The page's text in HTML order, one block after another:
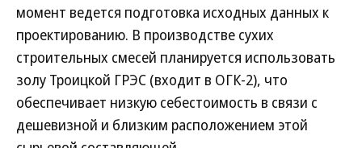
момент ведется подготовка исходных данных к
проектированию. В производстве сухих
строительных смесей планируется использовать
золу Троицкой ГРЭС (входит в ОГК-2), что
обеспечивает низкую себестоимость в связи с
дешевизной и близким расположением этой